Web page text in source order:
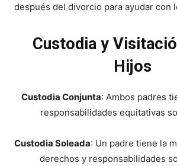
después del divorcio para ayudar con
Custodia y
Hijos
Custodia Conjunta: Ambos padres
responsabilidades equitativas
Custodia Soleada: Un padre tiene la
derechos y responsabilidades